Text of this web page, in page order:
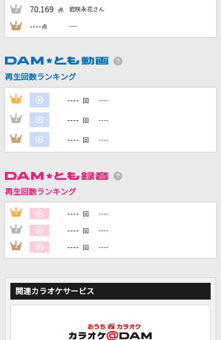
愛くださいませ
≠ME
サスケ
カラオケ最新情報をチェック！
DAMに会員登録・ログインして
カラオケをもっと楽しもう！
家族や友達と一緒に！練習にも！
2 70.169 点 岩咲永花さん
3 ----点 ----
再生回数ランキング
1 ---- 回 ----
2 ---- 回 ----
3 ---- 回 ----
再生回数ランキング
1 ---- 回 ----
2 ---- 回 ----
3 ---- 回 ----
関連カラオケサービス